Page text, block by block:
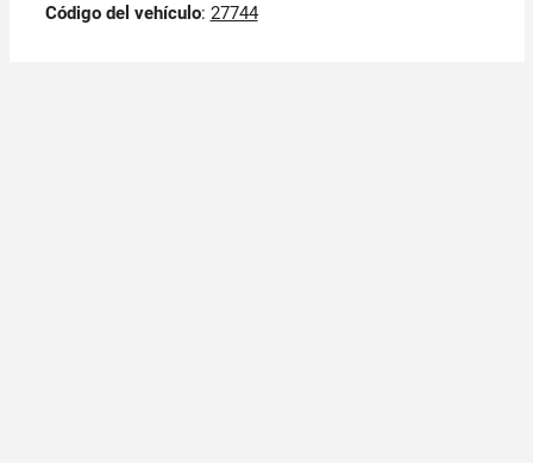
Código del vehículo: 27744